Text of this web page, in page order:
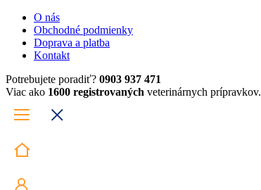
O nás
Obchodné podmienky
Doprava a platba
Kontakt
Potrebujete poradiť? 0903 937 471
Viac ako 1600 registrovaných veterinárnych prípravkov.